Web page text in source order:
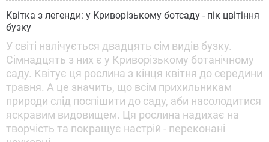
Квітка з легенди: у Криворізькому ботсаду - пік цвітіння
бузку
У світі налічується двадцять сім видів бузку.
Сімнадцять з них є у Криворізькому ботанічному
саду. Квітує ця рослина з кінця квітня до середини
травня. А це значить, що всім прихильникам
природи слід поспішити до саду, аби насолодитися
яскравим видовищем. Ця рослина надихає на
творчість та покращує настрій - переконані